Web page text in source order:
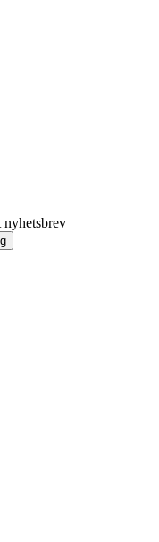
nyhetsbrev